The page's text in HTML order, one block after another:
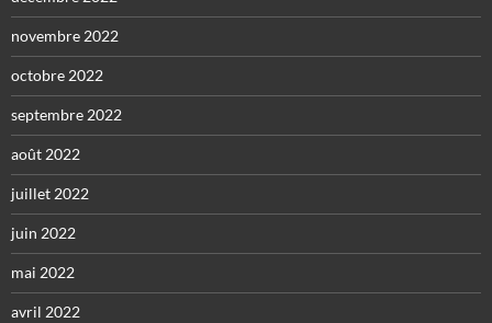
novembre 2022
octobre 2022
septembre 2022
août 2022
juillet 2022
juin 2022
mai 2022
avril 2022